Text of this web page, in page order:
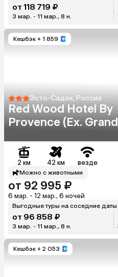
от 118 719 ₽
3 мар. - 11 мар., 8 н.
Кешбэк + 1 859
Эсто-Садок, Россия
Red Wood Hotel By
Provence (Ex.
2 км 42 км везде
Можно с животными
от 92 995 ₽
6 мар. - 12 мар., 6 ночей
Выгодные туры на соседние даты
от 96 858 ₽
3 мар. - 11 мар., 8 н.
Кешбэк + 2 053